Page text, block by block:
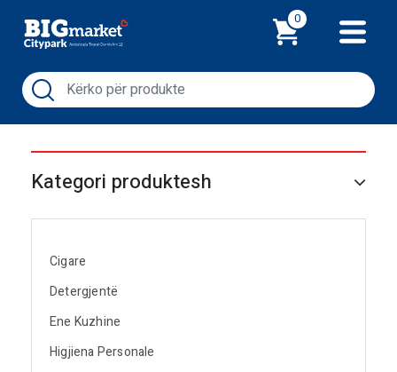
0
Kategori produktesh
Cigare
Detergjentë
Ene Kuzhine
Higjiena Personale